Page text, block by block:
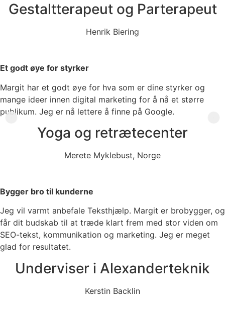
Gestaltterapeut og Parterapeut
Henrik Biering
Et godt øye for styrker
Margit har et godt øye for hva som er dine styrker og
mange ideer innen digital marketing for å nå et større
publikum. Jeg er nå lettere å finne på Google.
Yoga og retrætecenter
Merete Myklebust, Norge
Bygger bro til kunderne
Jeg vil varmt anbefale Teksthjælp. Margit er brobygger, og
får dit budskab til at træde klart frem med stor viden om
SEO-tekst, kommunikation og marketing. Jeg er meget
glad for resultatet.
Underviser i Alexanderteknik
Kerstin Backlin